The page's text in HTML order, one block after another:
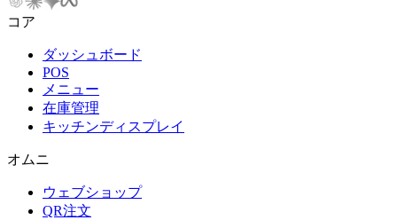
コア
ダッシュボード
POS
メニュー
在庫管理
キッチンディスプレイ
オムニ
ウェブショップ
QR注文